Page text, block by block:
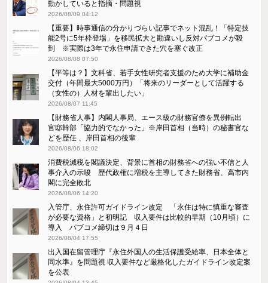
動かしていると指摘・問題視
2026/08/09 04:12
【重要】時事通信の分かりづらい記事でネット混乱！「特定技
能2号に5年枠登場」を移民拡大と勘違いし反対パブコメが殺
到 ※実際は3年で永住申請できた穴を塞ぐ改正
2026/08/08 07:50
【平等は？】文科省、若手女性研究者支援のため大学に補助金
交付（年間最大5000万円）「将来のリーダーとして活躍する
（女性の）人材を輩出したい」
2026/08/07 11:45
【財務省人事】内閣人事局、エース級の財務官僚を異例転出
官邸幹部「協力的でなかった」※岸田首相（当時）の秘書官な
どを歴任 、岸田首相の後輩
2026/08/06 18:02
消費税減税を閣議決定、背景に首相の財務省への強い不信と人
事介入の示唆 歴代政権に増税を主導してきた財務省、高市内
閣に完全敗北
2026/08/06 14:20
入管庁、永住許可ガイドライン改定 「永住は特に慎重な審査
が必要な資格」と初明記 収入要件は比較的早期（10月頃）に
導入 パブコメ締切は９月４日
2026/08/04 17:55
出入国在留管理庁『永住外国人の生活保護受給率、日本全体と
同水準』を問題視 収入要件など厳格化したガイドライン改定案
を公表